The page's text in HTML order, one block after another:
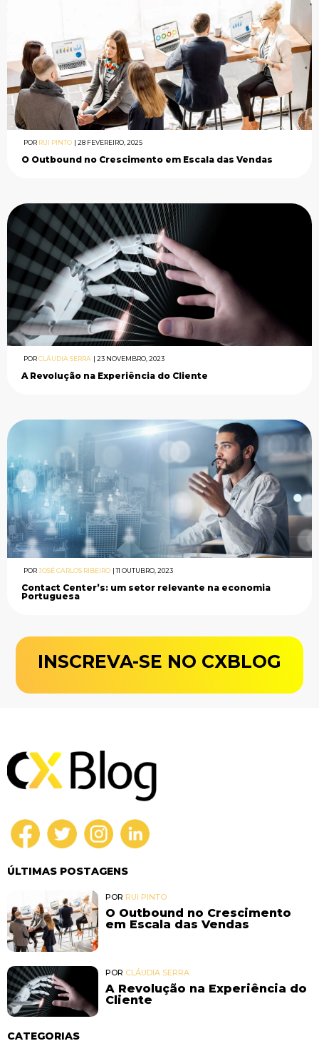
POR RUI PINTO 28 FEVEREIRO, 2025
O Outbound no Crescimento em Escala das Vendas
PORCLÁUDIA SERRA 23 NOVEMBRO, 2023
A Revolução na Experiência do Cliente
PORJOSÉ CARLOS RIBEIRO |11 OUTUBRO, 2023
Contact Center’s: um setor relevante na economia
Portuguesa
INSCREVA-SE NO CXBLOG
ÚLTIMAS POSTAGENS
POR RUI PINTO
O Outbound no Crescimento
em Escala das Vendas
POR CLÁUDIA SERRA
A Revolução na Experiência do
Cliente
CATEGORIAS